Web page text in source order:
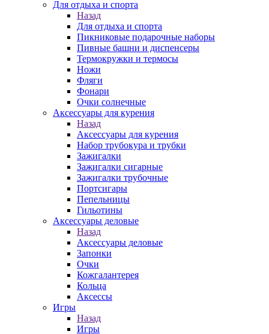
Для отдыха и спорта
Назад
Для отдыха и спорта
Пикниковые подарочные наборы
Пивные башни и диспенсеры
Термокружки и термосы
Ножи
Фляги
Фонари
Очки солнечные
Аксессуары для курения
Назад
Аксессуары для курения
Набор трубокура и трубки
Зажигалки
Зажигалки сигарные
Зажигалки трубочные
Портсигары
Пепельницы
Гильотины
Аксессуары деловые
Назад
Аксессуары деловые
Запонки
Очки
Кожгалантерея
Кольца
Аксессы
Игры
Назад
Игры